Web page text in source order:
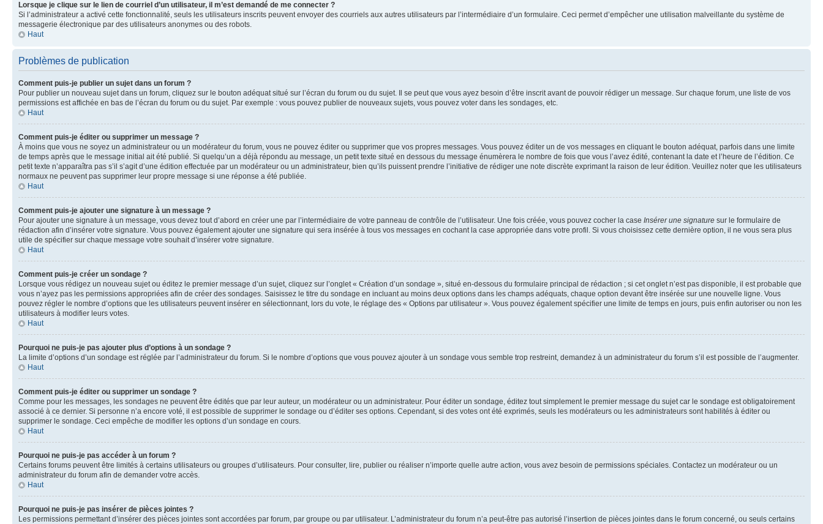
Lorsque je clique sur le lien de courriel d’un utilisateur, il m’est demandé de me connecter ?
Si l’administrateur a activé cette fonctionnalité, seuls les utilisateurs inscrits peuvent envoyer des courriels aux autres utilisateurs par l’intermédiaire d’un formulaire. Ceci permet d’empêcher une utilisation malveillante du système de
messagerie électronique par des utilisateurs anonymes ou des robots.
Haut
Problèmes de publication
Comment puis-je publier un sujet dans un forum ?
Pour publier un nouveau sujet dans un forum, cliquez sur le bouton adéquat situé sur l’écran du forum ou du sujet. Il se peut que vous ayez besoin d’être inscrit avant de pouvoir rédiger un message. Sur chaque forum, une liste de vos
permissions est affichée en bas de l’écran du forum ou du sujet. Par exemple : vous pouvez publier de nouveaux sujets, vous pouvez voter dans les sondages, etc.
Haut
Comment puis-je éditer ou supprimer un message ?
À moins que vous ne soyez un administrateur ou un modérateur du forum, vous ne pouvez éditer ou supprimer que vos propres messages. Vous pouvez éditer un de vos messages en cliquant le bouton adéquat, parfois dans une limite
de temps après que le message initial ait été publié. Si quelqu’un a déjà répondu au message, un petit texte situé en dessous du message énumèrera le nombre de fois que vous l’avez édité, contenant la date et l’heure de l’édition. Ce
petit texte n’apparaîtra pas s’il s’agit d’une édition effectuée par un modérateur ou un administrateur, bien qu’ils puissent prendre l’initiative de rédiger une note discrète exprimant la raison de leur édition. Veuillez noter que les utilisateurs
normaux ne peuvent pas supprimer leur propre message si une réponse a été publiée.
Haut
Comment puis-je ajouter une signature à un message ?
Pour ajouter une signature à un message, vous devez tout d’abord en créer une par l’intermédiaire de votre panneau de contrôle de l’utilisateur. Une fois créée, vous pouvez cocher la case Insérer une signature sur le formulaire de
rédaction afin d’insérer votre signature. Vous pouvez également ajouter une signature qui sera insérée à tous vos messages en cochant la case appropriée dans votre profil. Si vous choisissez cette dernière option, il ne vous sera plus
utile de spécifier sur chaque message votre souhait d’insérer votre signature.
Haut
Comment puis-je créer un sondage ?
Lorsque vous rédigez un nouveau sujet ou éditez le premier message d’un sujet, cliquez sur l’onglet « Création d’un sondage », situé en-dessous du formulaire principal de rédaction ; si cet onglet n’est pas disponible, il est probable que
vous n’ayez pas les permissions appropriées afin de créer des sondages. Saisissez le titre du sondage en incluant au moins deux options dans les champs adéquats, chaque option devant être insérée sur une nouvelle ligne. Vous
pouvez régler le nombre d’options que les utilisateurs peuvent insérer en sélectionnant, lors du vote, le réglage des « Options par utilisateur ». Vous pouvez également spécifier une limite de temps en jours, puis enfin autoriser ou non les
utilisateurs à modifier leurs votes.
Haut
Pourquoi ne puis-je pas ajouter plus d’options à un sondage ?
La limite d’options d’un sondage est réglée par l’administrateur du forum. Si le nombre d’options que vous pouvez ajouter à un sondage vous semble trop restreint, demandez à un administrateur du forum s’il est possible de l’augmenter.
Haut
Comment puis-je éditer ou supprimer un sondage ?
Comme pour les messages, les sondages ne peuvent être édités que par leur auteur, un modérateur ou un administrateur. Pour éditer un sondage, éditez tout simplement le premier message du sujet car le sondage est obligatoirement
associé à ce dernier. Si personne n’a encore voté, il est possible de supprimer le sondage ou d’éditer ses options. Cependant, si des votes ont été exprimés, seuls les modérateurs ou les administrateurs sont habilités à éditer ou
supprimer le sondage. Ceci empêche de modifier les options d’un sondage en cours.
Haut
Pourquoi ne puis-je pas accéder à un forum ?
Certains forums peuvent être limités à certains utilisateurs ou groupes d’utilisateurs. Pour consulter, lire, publier ou réaliser n’importe quelle autre action, vous avez besoin de permissions spéciales. Contactez un modérateur ou un
administrateur du forum afin de demander votre accès.
Haut
Pourquoi ne puis-je pas insérer de pièces jointes ?
Les permissions permettant d’insérer des pièces jointes sont accordées par forum, par groupe ou par utilisateur. L’administrateur du forum n’a peut-être pas autorisé l’insertion de pièces jointes dans le forum concerné, ou seuls certains